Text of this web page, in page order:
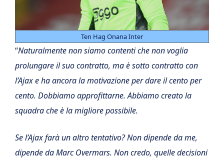
Ten Hag Onana Inter
“Naturalmente non siamo contenti che non voglia
prolungare il suo contratto, ma è sotto contratto con
l’Ajax e ha ancora la motivazione per dare il cento per
cento. Dobbiamo approfittarne. Abbiamo creato la
squadra che è la migliore possibile.
Se l’Ajax farà un altro tentativo? Non dipende da me,
dipende da Marc Overmars. Non credo, quelle decisioni